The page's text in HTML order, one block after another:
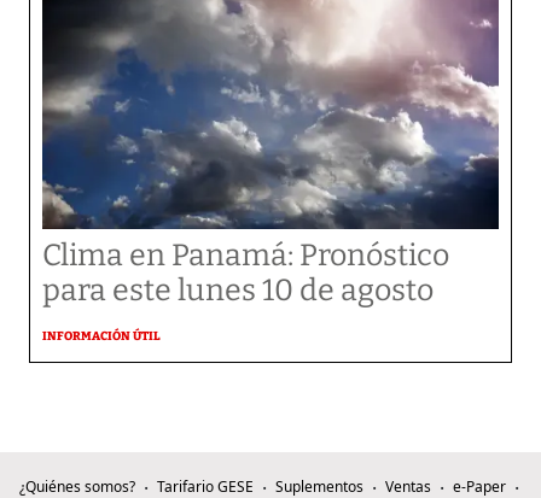
Clima en Panamá: Pronóstico
para este lunes 10 de agosto
INFORMACIÓN ÚTIL
¿Quiénes somos? Tarifario GESE Suplementos Ventas
e-Paper